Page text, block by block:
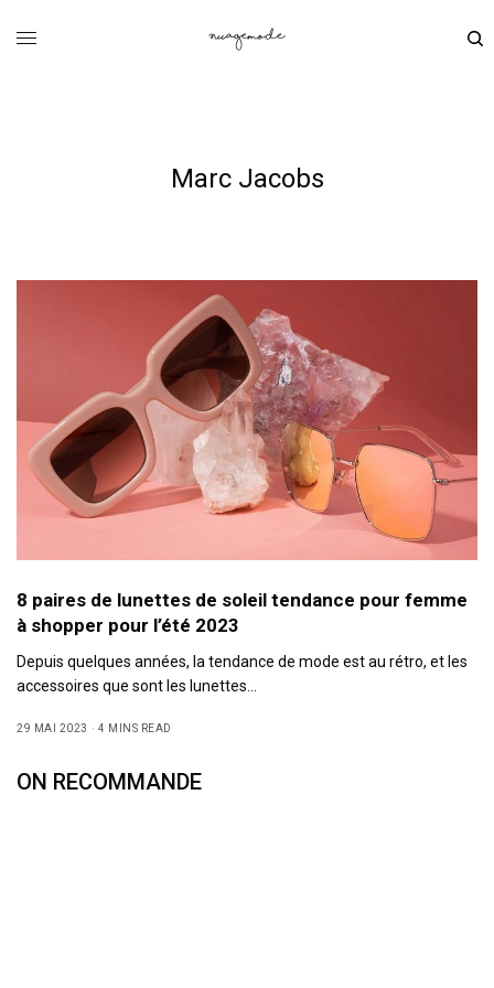
Marc Jacobs
8 paires de lunettes de soleil tendance pour femme
à shopper pour l’été 2023
Depuis quelques années, la tendance de mode est au rétro, et les
accessoires que sont les lunettes…
29 MAI 2023 4 MINS READ
ON RECOMMANDE